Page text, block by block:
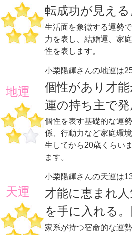
転成功が見える
生活面を象徴する運勢
力を表し、結婚運、家
性を表します。
地運
小栗陽輝さんの地運は
個性があり才
運の持ち主で発
個性を表す基礎的な運
係、行動力など家庭環
生してから20歳くらい
ます。
天運
小栗陽輝さんの天運は
才能に恵まれ
を手に入れる。
家系が持つ宿命的な運